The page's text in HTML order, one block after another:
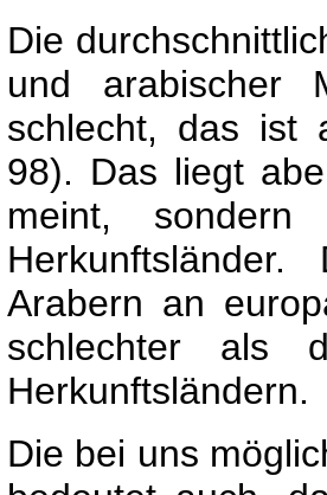
Die
und arabischer
schlecht, das ist
98). Das liegt
meint,
Arabern an
schlechter als
Herkunftsländern.
Die bei uns